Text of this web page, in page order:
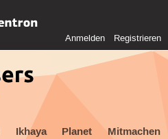
Anmelden Registrieren
Ikhaya Planet Mitmachen